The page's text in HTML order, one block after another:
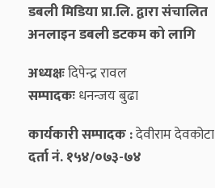
डबली मिडिया प्रा.लि. द्वारा संचालित
अनलाइन डबली डटकम को लागि
अध्यक्षःदिपेन्द्र रावल
सम्पादकःधनन्‍जय बुढा
कार्यकारी सम्पादक :देवीराम देवकोटा
दर्ता नं. १५४/०७३-७४